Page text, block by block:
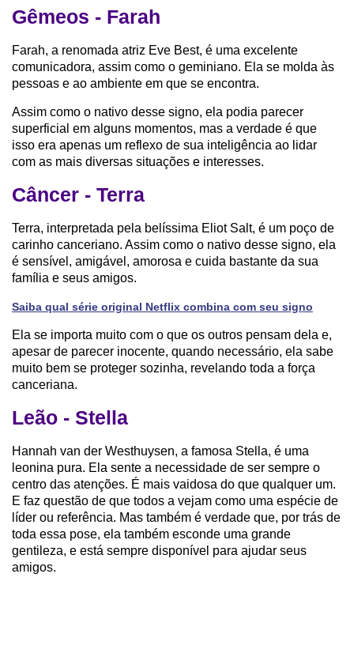
Gêmeos - Farah
Farah, a renomada atriz Eve Best, é uma excelente
comunicadora, assim como o geminiano. Ela se molda às
pessoas e ao ambiente em que se encontra.
Assim como o nativo desse signo, ela podia parecer
superficial em alguns momentos, mas a verdade é que
isso era apenas um reflexo de sua inteligência ao lidar
com as mais diversas situações e interesses.
Câncer - Terra
Terra, interpretada pela belíssima Eliot Salt, é um poço de
carinho canceriano. Assim como o nativo desse signo, ela
é sensível, amigável, amorosa e cuida bastante da sua
família e seus amigos.
Saiba qual série original Netflix combina com seu signo
Ela se importa muito com o que os outros pensam dela e,
apesar de parecer inocente, quando necessário, ela sabe
muito bem se proteger sozinha, revelando toda a força
canceriana.
Leão - Stella
Hannah van der Westhuysen, a famosa Stella, é uma
leonina pura. Ela sente a necessidade de ser sempre o
centro das atenções. É mais vaidosa do que qualquer um.
E faz questão de que todos a vejam como uma espécie de
líder ou referência. Mas também é verdade que, por trás de
toda essa pose, ela também esconde uma grande
gentileza, e está sempre disponível para ajudar seus
amigos.